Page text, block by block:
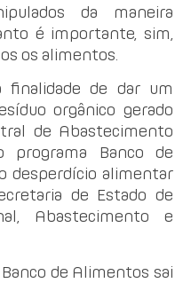
da maneira
é importante, sim,
os alimentos.
de dar um
orgânico gerado
de Abastecimento
programa Banco de
desperdício alimentar
de Estado de
Abastecimento e
de Alimentos sai